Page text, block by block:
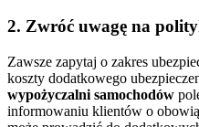
2. Zwróć uwagę na
Zawsze zapytaj o zakres
koszty dodatkowego
wypożyczalni samochodów
informowaniu klientów o